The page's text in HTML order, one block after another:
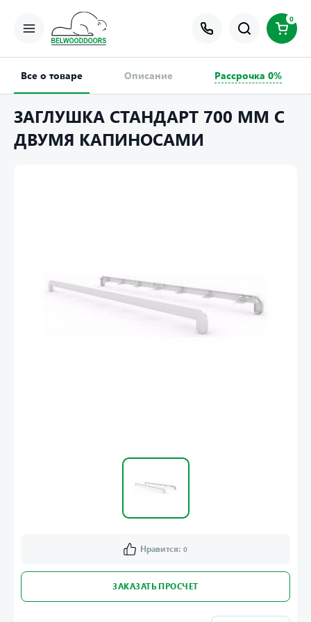
0
Все о товаре Описание Рассрочка 0%
ЗАГЛУШКА СТАНДАРТ 700 ММ С
ДВУМЯ КАПИНОСАМИ
Нравится: 0
ЗАКАЗАТЬ ПРОСЧЕТ